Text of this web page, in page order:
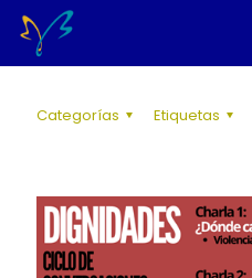
Categorías Etiquetas